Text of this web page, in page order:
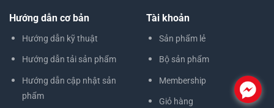
Hướng dẫn cơ bản
Hướng dẫn kỹ thuật
Hướng dẫn tải sản phẩm
Hướng dẫn cập nhật sản
phẩm
Tài khoản
Sản phẩm lẻ
Bộ sản phẩm
Membership
Giỏ hàng
.